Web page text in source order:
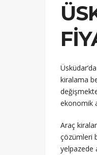
kiralama
ekonomik
Araç
çözümleri
yelpazede